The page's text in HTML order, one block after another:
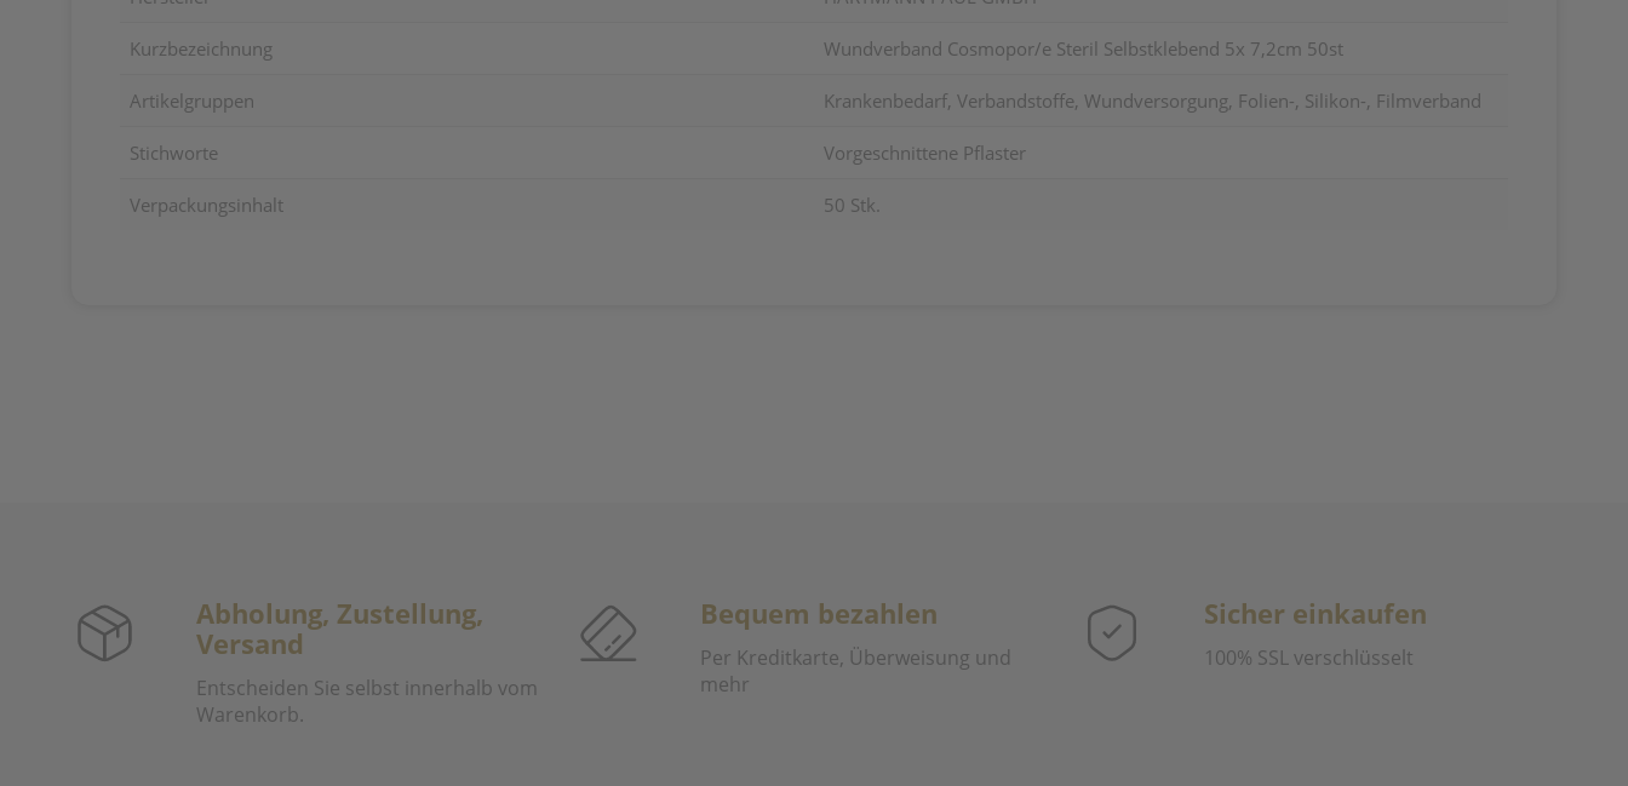
Kurzbezeichnung Wundverband Cosmopor/e Steril Selbstklebend 5x 7,2cm 50st
Artikelgruppen Krankenbedarf, Verbandstoffe, Wundversorgung, Folien-, Silikon-, Filmverband
Stichworte Vorgeschnittene Pflaster
Verpackungsinhalt 50 Stk.
Abholung, Zustellung,
Versand
Entscheiden Sie selbst innerhalb vom
Warenkorb.
Bequem bezahlen
Per Kreditkarte, Überweisung und
mehr
Sicher einkaufen
100% SSL verschlüsselt